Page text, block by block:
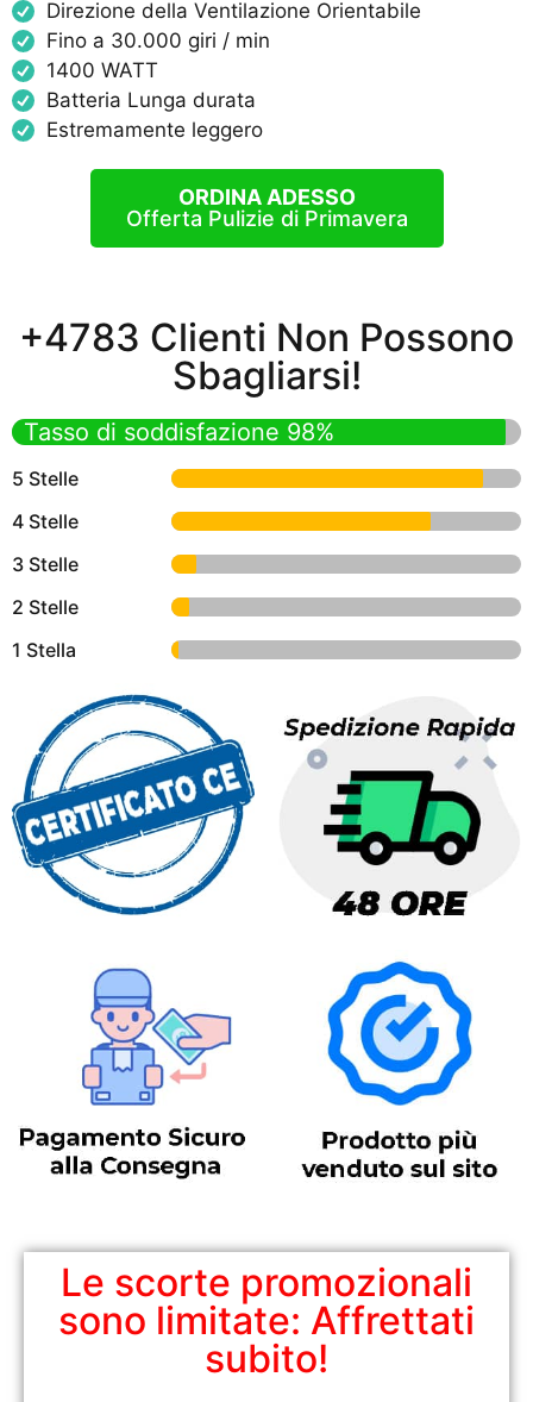
Direzione della Ventilazione Orientabile
Fino a 30.000 giri / min
1400 WATT
Batteria Lunga durata
Estremamente leggero
ORDINA ADESSO
Offerta Pulizie di Primavera
+4783 Clienti Non Possono
Sbagliarsi!
Tasso di soddisfazione 98%
5 Stelle
4 Stelle
3 Stelle
2 Stelle
1 Stella
Le scorte promozionali
sono limitate: Affrettati
subito!